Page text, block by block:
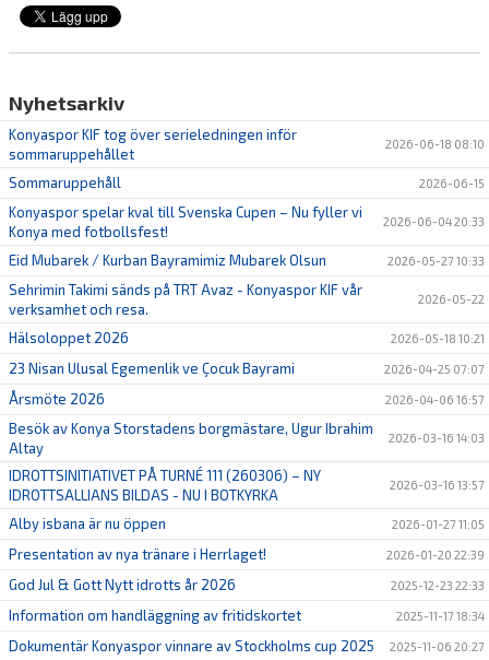
Nyhetsarkiv
Konyaspor KIF tog över serieledningen inför
sommaruppehållet
2026-06-18 08:10
Sommaruppehåll 2026-06-15
Konyaspor spelar kval till Svenska Cupen – Nu fyller vi
Konya med fotbollsfest!
2026-06-04 20:33
Eid Mubarek / Kurban Bayramimiz Mubarek Olsun 2026-05-27 10:33
Sehrimin Takimi sänds på TRT Avaz - Konyaspor KIF vår
verksamhet och resa.
2026-05-22
Hälsoloppet 2026 2026-05-18 10:21
23 Nisan Ulusal Egemenlik ve Çocuk Bayrami 2026-04-25 07:07
Årsmöte 2026 2026-04-06 16:57
Besök av Konya Storstadens borgmästare, Ugur Ibrahim
Altay
2026-03-16 14:03
IDROTTSINITIATIVET PÅ TURNÉ 111 (260306) – NY
IDROTTSALLIANS BILDAS - NU I BOTKYRKA
2026-03-16 13:57
Alby isbana är nu öppen 2026-01-27 11:05
Presentation av nya tränare i Herrlaget! 2026-01-20 22:39
God Jul & Gott Nytt idrotts år 2026 2025-12-23 22:33
Information om handläggning av fritidskortet 2025-11-17 18:34
Dokumentär Konyaspor vinnare av Stockholms cup 2025 2025-11-06 20:27